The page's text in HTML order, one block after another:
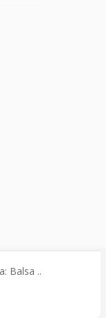
Balsa ..